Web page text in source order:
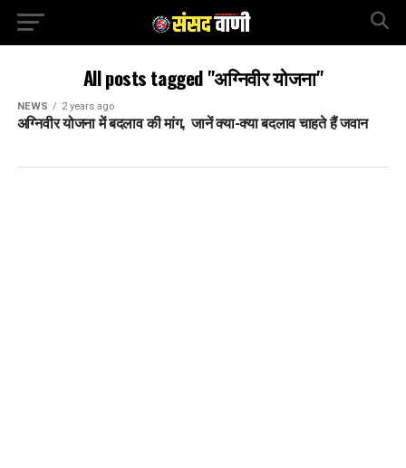
All posts tagged "अग्निवीर योजना"
NEWS 2 years ago
अग्निवीर योजना में बदलाव की मांग, जानें क्या-क्या बदलाव चाहते हैं जवान